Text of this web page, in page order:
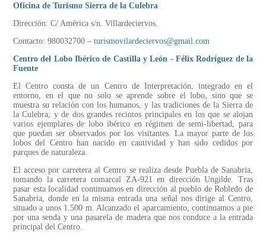
Oficina de Turismo Sierra de la Culebra
Dirección: C/ América s/n. Villardeciervos.
Contacto: 980032700 – turismovilardeciervos@gmail.com
Centro del Lobo Ibérico de Castilla y León - Félix Rodríguez de la
Fuente
El Centro consta de un Centro de Interpretación, integrado en el
entorno, en el que no solo se aprende sobre el lobo, sino que se
muestra su relación con los humanos, y las tradiciones de la Sierra de
la Culebra; y de dos grandes recintos principales en los que se alojan
varios ejemplares de lobo ibérico en régimen de semi-libertad, para
que puedan ser observados por los visitantes. La mayor parte de los
lobos del Centro han nacido en cautividad y han sido cedidos por
parques de naturaleza.
El acceso por carretera al Centro se realiza desde Puebla de Sanabria,
tomando la carretera comarcal ZA-921 en dirección Ungilde. Tras
pasar esta localidad continuamos en dirección al pueblo de Robledo de
Sanabria, donde en la misma entrada una señal nos dirige al Centro,
situado a unos 1.500 m. Alcanzado el aparcamiento, continuamos a pie
por una senda y una pasarela de madera que nos conduce a la entrada
principal del Centro.